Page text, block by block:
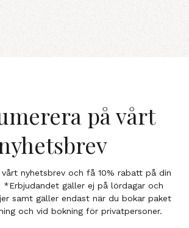
på vårt
vårt nyhetsbrev och få 10% rabatt på din
*Erbjudandet gäller ej på lördagar och
samt gäller endast när du bokar paket
och vid bokning för privatpersoner.